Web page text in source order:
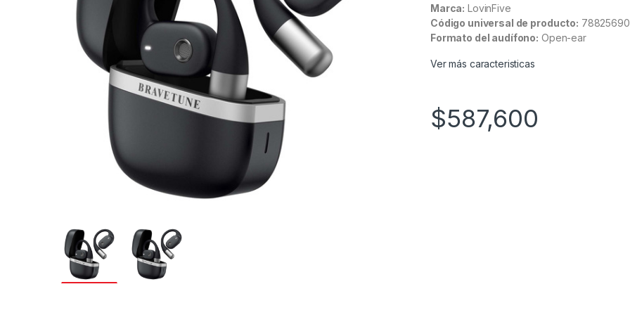
Marca: LovinFive
Código universal de producto:
Formato del audífono: Open-ear
Ver más caracteristicas
$587,600